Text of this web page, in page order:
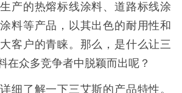
产的热熔标线涂料、道路标线涂
料等产品，以其出色的耐用性和
客户的青睐。那么，是什么让三
在众多竞争者中脱颖而出呢？
细了解一下三艾斯的产品特性。